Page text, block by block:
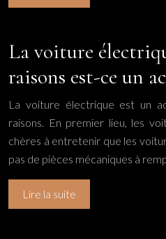
La voiture
raisons est-ce un
La voiture électrique est un
raisons. En premier lieu, les
chères à entretenir que les
pas de pièces mécaniques à
Lire la suite